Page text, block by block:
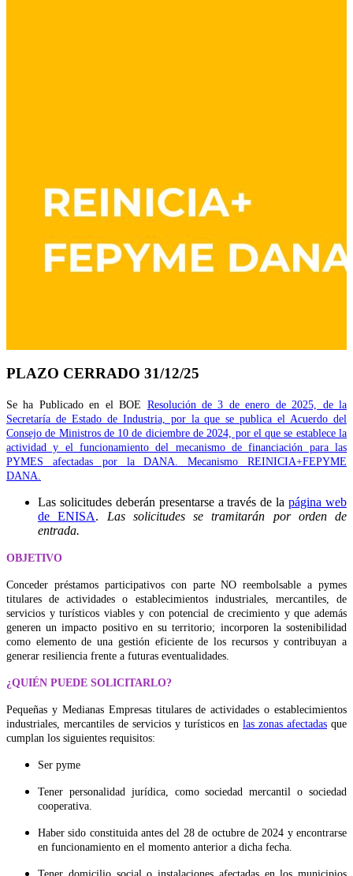
PLAZO CERRADO 31/12/25
Se ha Publicado en el BOE Resolución de 3 de enero de 2025, de la
Secretaría de Estado de Industria, por la que se publica el Acuerdo del
Consejo de Ministros de 10 de diciembre de 2024, por el que se establece la
actividad y el funcionamiento del mecanismo de financiación para las
PYMES afectadas por la DANA. Mecanismo REINICIA+FEPYME
DANA.
Las solicitudes deberán presentarse a través de lapágina web
de ENISA. Las solicitudes se tramitarán por orden de
entrada.
OBJETIVO
Conceder préstamos participativos con parte NO reembolsable a pymes
titulares de actividades o establecimientos industriales, mercantiles, de
servicios y turísticos viables y con potencial de crecimiento y que además
generen un impacto positivo en su territorio; incorporen la sostenibilidad
como elemento de una gestión eficiente de los recursos y contribuyan a
generar resiliencia frente a futuras eventualidades.
¿QUIÉN PUEDE SOLICITARLO?
Pequeñas y Medianas Empresas titulares de actividades o establecimientos
industriales, mercantiles de servicios y turísticos en las zonas afectadas que
cumplan los siguientes requisitos:
Ser pyme
Tener personalidad jurídica, como sociedad mercantil o sociedad
cooperativa.
Haber sido constituida antes del 28 de octubre de 2024 y encontrarse
en funcionamiento en el momento anterior a dicha fecha.